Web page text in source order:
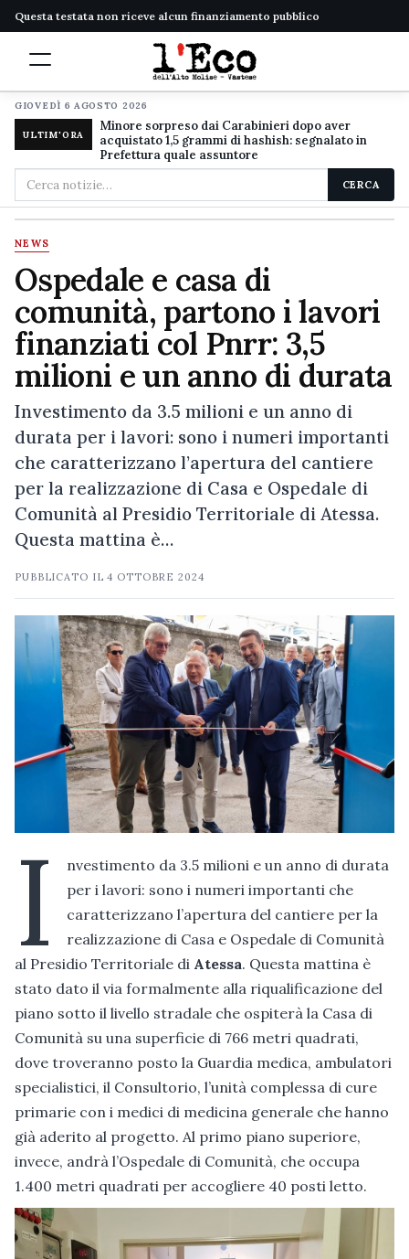
Questa testata non riceve alcun finanziamento pubblico
GIOVEDÌ 6 AGOSTO 2026
ULTIM'ORA
Minore sorpreso dai Carabinieri dopo aver
acquistato 1,5 grammi di hashish: segnalato in
Prefettura quale assuntore
Cerca
nel
sito
CERCA
NEWS
Ospedale e casa di
comunità, partono i lavori
finanziati col Pnrr: 3,5
milioni e un anno di durata
Investimento da 3.5 milioni e un anno di
durata per i lavori: sono i numeri importanti
che caratterizzano l’apertura del cantiere
per la realizzazione di Casa e Ospedale di
Comunità al Presidio Territoriale di Atessa.
Questa mattina è…
PUBBLICATO IL4 OTTOBRE 2024
I
nvestimento da 3.5 milioni e un anno di durata
per i lavori: sono i numeri importanti che
caratterizzano l’apertura del cantiere per la
realizzazione di Casa e Ospedale di Comunità
al Presidio Territoriale di Atessa. Questa mattina è
stato dato il via formalmente alla riqualificazione del
piano sotto il livello stradale che ospiterà la Casa di
Comunità su una superficie di 766 metri quadrati,
dove troveranno posto la Guardia medica, ambulatori
specialistici, il Consultorio, l’unità complessa di cure
primarie con i medici di medicina generale che hanno
già aderito al progetto. Al primo piano superiore,
invece, andrà l’Ospedale di Comunità, che occupa
1.400 metri quadrati per accogliere 40 posti letto.